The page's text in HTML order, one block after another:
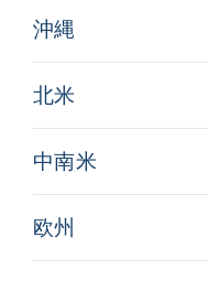
沖縄
北米
中南米
欧州